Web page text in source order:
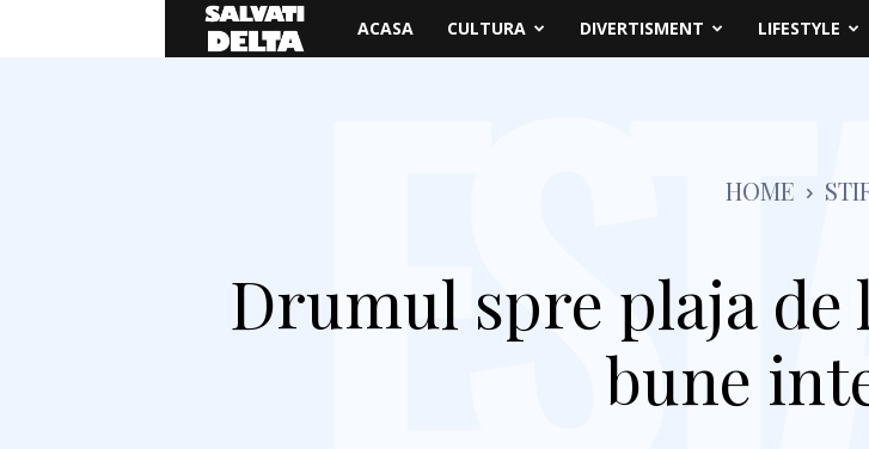
Salvati
ACASA CULTURA DIVERTISMENT LIFESTYLE
HOME
Drumul spre plaja de
bune